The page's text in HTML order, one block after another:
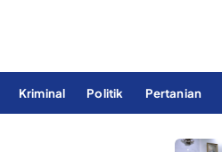
Kriminal Politik Pertanian